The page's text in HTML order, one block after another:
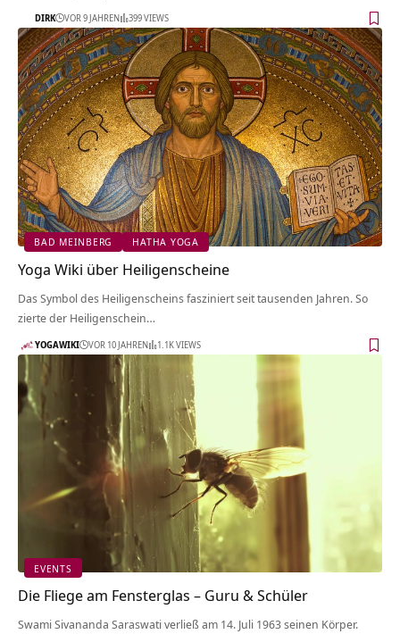
DIRK VOR 9 JAHREN 399 VIEWS
BAD MEINBERG HATHA YOGA
Yoga Wiki über Heiligenscheine
Das Symbol des Heiligenscheins fasziniert seit tausenden Jahren. So
zierte der Heiligenschein…
YOGAWIKI VOR 10 JAHREN 1.1K VIEWS
EVENTS
Die Fliege am Fensterglas – Guru & Schüler
Swami Sivananda Saraswati verließ am 14. Juli 1963 seinen Körper.